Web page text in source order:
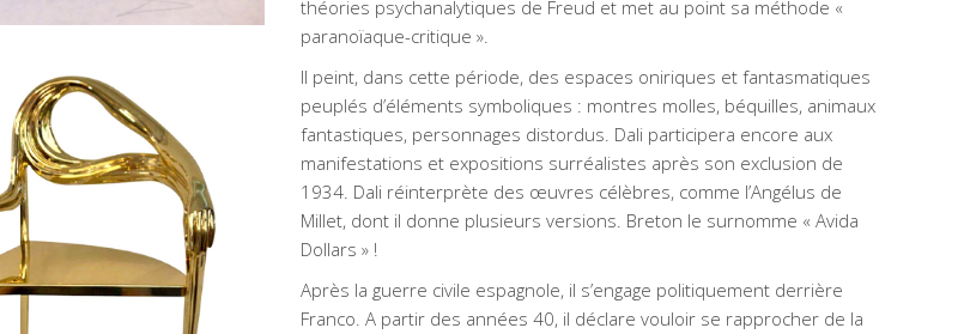
théories psychanalytiques de Freud et met au point sa méthode «
paranoïaque-critique ».
Il peint, dans cette période, des espaces oniriques et fantasmatiques
peuplés d’éléments symboliques : montres molles, béquilles, animaux
fantastiques, personnages distordus. Dali participera encore aux
manifestations et expositions surréalistes après son exclusion de
1934. Dali réinterprète des œuvres célèbres, comme l’Angélus de
Millet, dont il donne plusieurs versions. Breton le surnomme « Avida
Dollars » !
Après la guerre civile espagnole, il s’engage politiquement derrière
Franco. A partir des années 40, il déclare vouloir se rapprocher de la